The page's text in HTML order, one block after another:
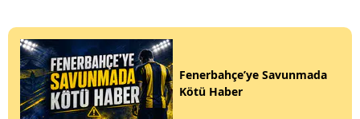
Fenerbahçe’ye Savunmada
Kötü Haber